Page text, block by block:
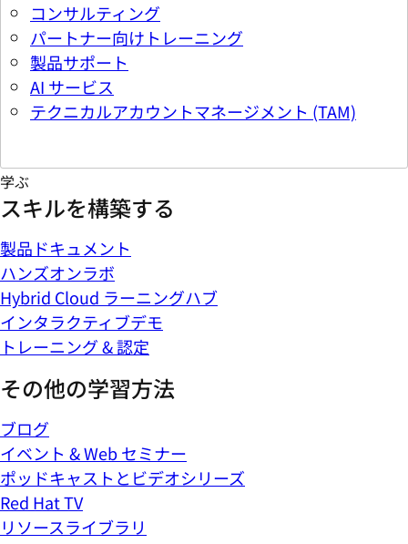
コンサルティング
パートナー向けトレーニング
製品サポート
AI サービス
テクニカルアカウントマネージメント (TAM)
学ぶ
スキルを構築する
製品ドキュメント
ハンズオンラボ
Hybrid Cloud ラーニングハブ
インタラクティブデモ
トレーニング & 認定
その他の学習方法
ブログ
イベント & Web セミナー
ポッドキャストとビデオシリーズ
Red Hat TV
リソースライブラリ